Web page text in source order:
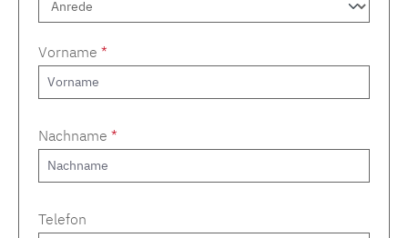
Vorname *
Nachname *
Telefon